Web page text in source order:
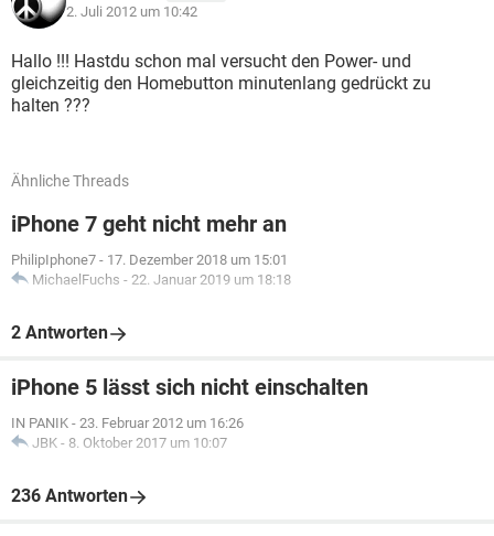
2. Juli 2012 um 10:42
Hallo !!! Hastdu schon mal versucht den Power- und
gleichzeitig den Homebutton minutenlang gedrückt zu
halten ???
Ähnliche Threads
iPhone 7 geht nicht mehr an
PhilipIphone7 - 17. Dezember 2018 um 15:01
MichaelFuchs - 22. Januar 2019 um 18:18
2 Antworten
iPhone 5 lässt sich nicht einschalten
IN PANIK - 23. Februar 2012 um 16:26
JBK - 8. Oktober 2017 um 10:07
236 Antworten